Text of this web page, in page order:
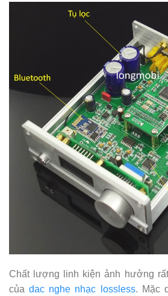
Chất lượng linh kiện ảnh hưởng
củadac nghe nhạc lossless. Mặc